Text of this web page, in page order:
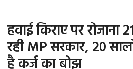
Office Office
Political Gossips
हवाई किराए पर
रही MP सरकार, 20
है कर्ज का बोझ